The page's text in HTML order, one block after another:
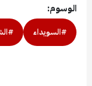
الوسوم:
#السويداء